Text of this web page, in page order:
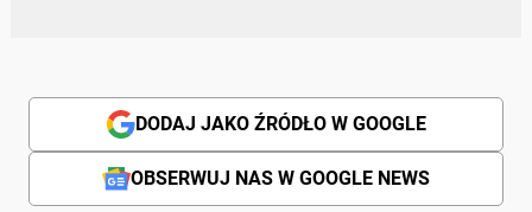
DODAJ JAKO ŹRÓDŁO W GOOGLE
OBSERWUJ NAS W GOOGLE NEWS